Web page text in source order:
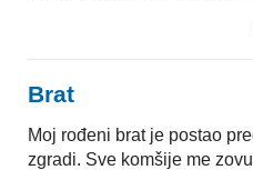
Brat
Moj rođeni brat je postao
zgradi. Sve komšije me